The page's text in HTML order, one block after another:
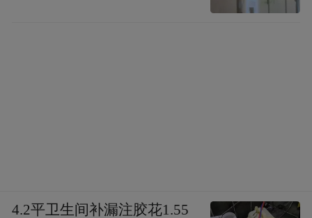
4.2平卫生间补漏注胶花1.55